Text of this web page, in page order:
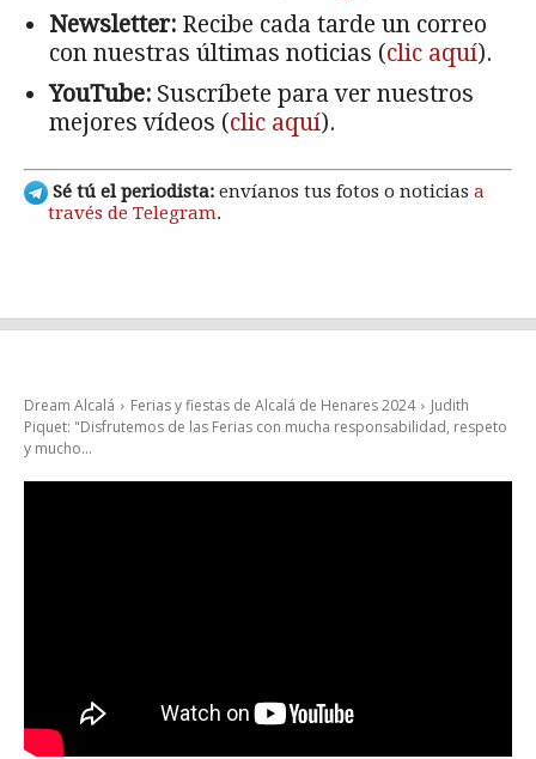
Newsletter: Recibe cada tarde un correo
con nuestras últimas noticias (clic aquí).
YouTube: Suscríbete para ver nuestros
mejores vídeos (clic aquí).
Sé tú el periodista: envíanos tus fotos o noticias a
través de Telegram.